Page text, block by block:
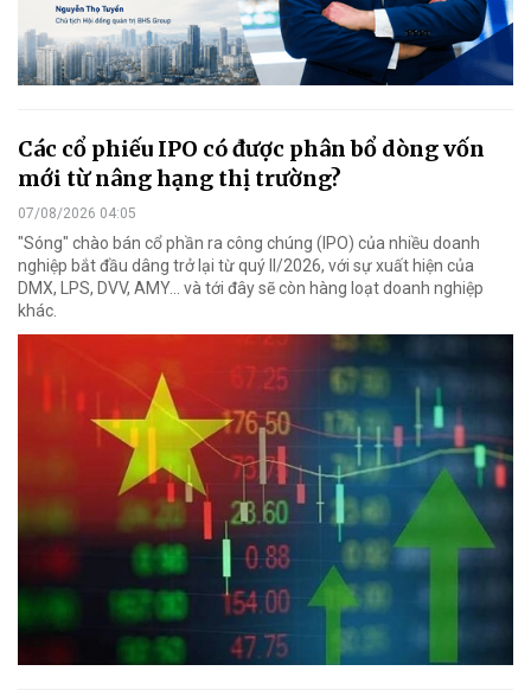
Các cổ phiếu IPO có được phân bổ dòng vốn
mới từ nâng hạng thị trường?
07/08/2026 04:05
"Sóng" chào bán cổ phần ra công chúng (IPO) của nhiều doanh
nghiệp bắt đầu dâng trở lại từ quý II/2026, với sự xuất hiện của
DMX, LPS, DVV, AMY... và tới đây sẽ còn hàng loạt doanh nghiệp
khác.